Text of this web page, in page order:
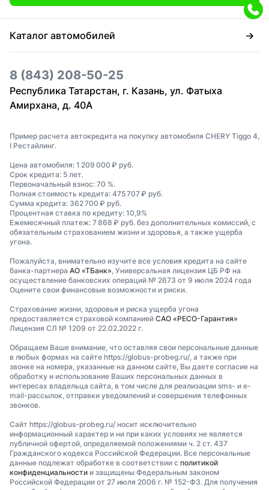
Каталог автомобилей
8 (843) 208-50-25
Республика Татарстан, г. Казань, ул. Фатыха
Амирхана, д. 40А
Пример расчета автокредита на покупку автомобиля CHERY Tiggo 4,
I Рестайлинг.
Цена автомобиля: 1 209 000 ₽ руб.
Срок кредита: 5 лет.
Первоначальный взнос: 70 %.
Полная стоимость кредита: 475 707 ₽ руб.
Сумма кредита: 362 700 ₽ руб.
Процентная ставка по кредиту: 10,9%
Ежемесячный платеж: 7 868 ₽ руб. без дополнительных комиссий, с
обязательным страхованием жизни и здоровья, а также ущерба
угона.
Пожалуйста, внимательно изучите все условия кредита на сайте
банка-партнера АО «ТБанк», Универсальная лицензия ЦБ РФ на
осуществление банковских операций № 2673 от 9 июля 2024 года
Оцените свои финансовые возможности и риски.
Страхование жизни, здоровья и риска ущерба угона
предоставляется страховой компанией САО «РЕСО-Гарантия»
Лицензия СЛ № 1209 от 22.02.2022 г.
Обращаем Ваше внимание, что оставляя свои персональные данные
в любых формах на сайте https://globus-probeg.ru/, а также при
звонке на номера, указанные на данном сайте, Вы даете согласие на
обработку и использование Ваших персональных данных в
интересах владельца сайта, в том числе для реализации sms- и e-
mail-рассылок, отправки уведомлений и совершения телефонных
звонков.
Сайт https://globus-probeg.ru/ носит исключительно
информационный характер и ни при каких условиях не является
публичной офертой, определяемой положениями ч. 2 ст. 437
Гражданского кодекса Российской Федерации. Все персональные
данные подлежат обработке в соответствии с политикой
конфиденциальности и защищены Федеральным законом
Российской Федерации от 27 июля 2006 г. № 152-ФЗ. Для получения